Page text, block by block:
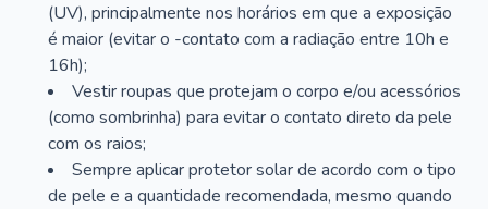
(UV), principalmente nos horários em que a exposição
é maior (evitar o -contato com a radiação entre 10h e
16h);
Vestir roupas que protejam o corpo e/ou acessórios
(como sombrinha) para evitar o contato direto da pele
com os raios;
Sempre aplicar protetor solar de acordo com o tipo
de pele e a quantidade recomendada, mesmo quando